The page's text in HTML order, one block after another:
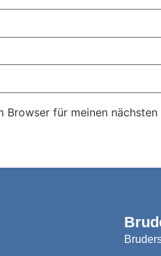
für meinen